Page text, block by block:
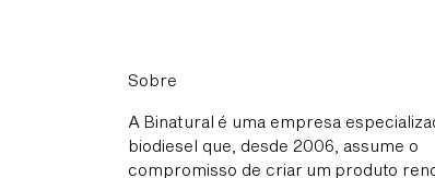
Sobre
A Binatural é uma empresa
biodiesel que, desde 2006, assume o
compromisso de criar um produto